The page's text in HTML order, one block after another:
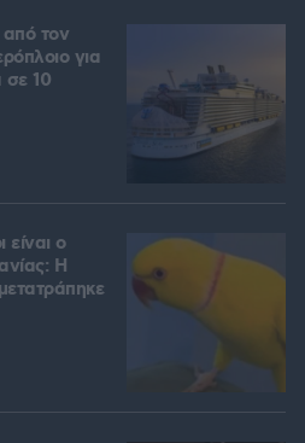
από τον
για
σε 10
είναι ο
Η